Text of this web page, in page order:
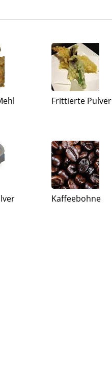
Frittierte Pulver
Kaffeebohne